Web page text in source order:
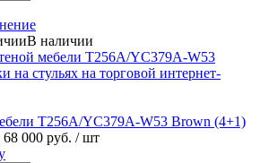
В наличии
T256A/YC379A-W53 Brown (4+1)
68 000 руб. / шт